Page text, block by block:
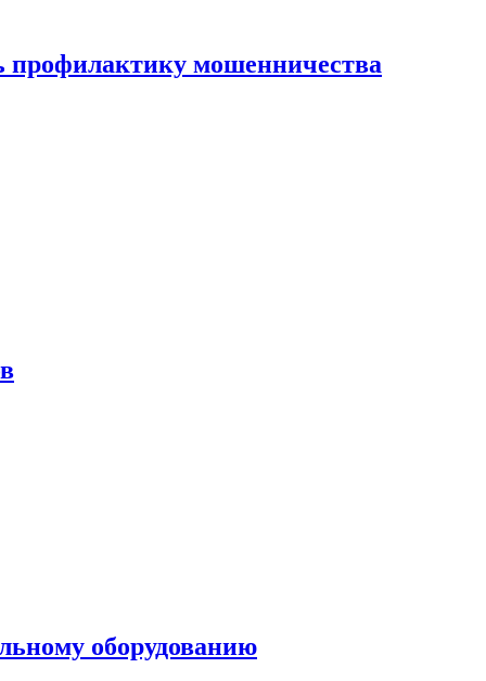
профилактику мошенничества
оборудованию